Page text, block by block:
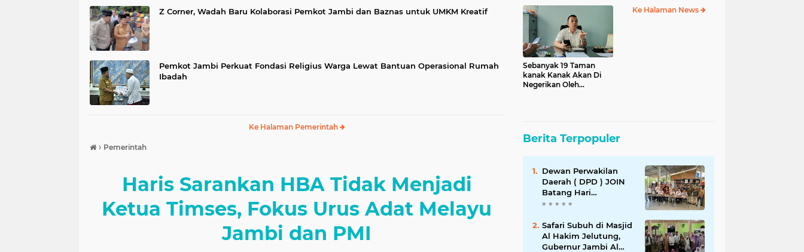
Z Corner, Wadah Baru Kolaborasi Pemkot Jambi dan Baznas untuk UMKM Kreatif
Pemkot Jambi Perkuat Fondasi Religius Warga Lewat Bantuan Operasional Rumah
Ibadah
Ke Halaman Pemerintah
› Pemerintah
Haris Sarankan HBA Tidak Menjadi
Ketua Timses, Fokus Urus Adat Melayu
Jambi dan PMI
Di Kabupaten Batang
Sebanyak 19 Taman
kanak Kanak Akan Di
Negerikan Oleh
Ke Halaman News
Berita Terpopuler
Dewan Perwakilan
Daerah ( DPD ) JOIN
Batang Hari
Melaksanakan
Kabupaten Batang
Hari
Safari Subuh di Masjid
Al Hakim Jelutung,
Gubernur Jambi Al